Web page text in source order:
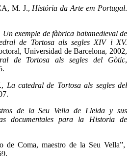
M. J., História da Arte em Portugal.
Un exemple de fàbrica baixmedieval de
de Tortosa als segles XIV i XV.
Universidad de Barcelona, 2002,
de Tortosa als segles del Gòtic,
La catedral de Tortosa als segles del
de la Seu Vella de Lleida y sus
documentales para la Historia de
Coma, maestro de la Seu Vella”,